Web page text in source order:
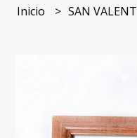
Inicio SAN